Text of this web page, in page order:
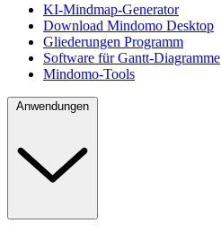
KI-Mindmap-Generator
Download Mindomo Desktop
Gliederungen Programm
Software für Gantt-Diagramme
Mindomo-Tools
Anwendungen